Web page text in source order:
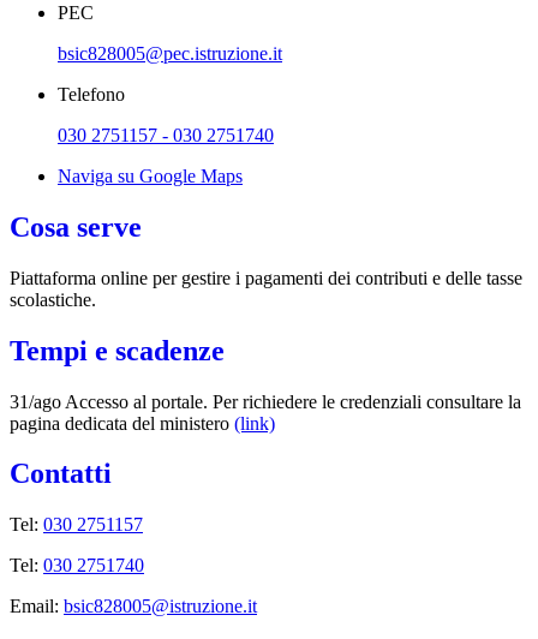
PEC
bsic828005@pec.istruzione.it
Telefono
030 2751157 - 030 2751740
Naviga su Google Maps
Cosa serve
Piattaforma online per gestire i pagamenti dei contributi e delle tasse
scolastiche.
Tempi e scadenze
31/ago Accesso al portale. Per richiedere le credenziali consultare la
pagina dedicata del ministero (link)
Contatti
Tel: 030 2751157
Tel: 030 2751740
Email: bsic828005@istruzione.it